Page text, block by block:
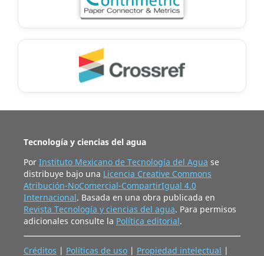
Tecnología y ciencias del agua
Por Instituto Mexicano de Tecnología del Agua se
distribuye bajo una Licencia Creative Commons
Atribución-NoComercial-CompartirIgual 4.0
Internacional. Basada en una obra publicada en
Revista Tecnología y ciencias del agua. Para permisos
adicionales consulte la Política editorial.
Créditos | Políticas de uso| Propiedad intelectual |